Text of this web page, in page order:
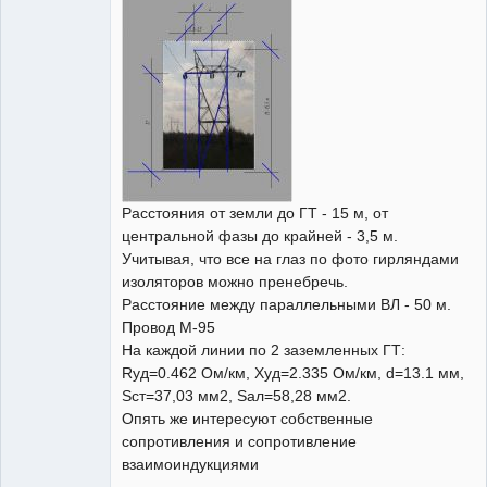
Расстояния от земли до ГТ - 15 м, от
центральной фазы до крайней - 3,5 м.
Учитывая, что все на глаз по фото гирляндами
изоляторов можно пренебречь.
Расстояние между параллельными ВЛ - 50 м.
Провод М-95
На каждой линии по 2 заземленных ГТ:
Rуд=0.462 Ом/км, Xуд=2.335 Ом/км, d=13.1 мм,
Sст=37,03 мм2, Sал=58,28 мм2.
Опять же интересуют собственные
сопротивления и сопротивление
взаимоиндукциями